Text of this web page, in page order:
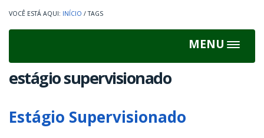
INÍCIO / TAGS
MENU
Toggle
estágio supervisionado
Estágio Supervisionado